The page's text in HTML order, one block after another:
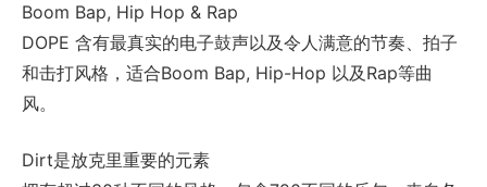
Boom Bap, Hip Hop & Rap
DOPE 含有最真实的电子鼓声以及令人满意的节奏、拍子
和击打风格，适合Boom Bap, Hip-Hop 以及Rap等曲
风。
Dirt是放克里重要的元素